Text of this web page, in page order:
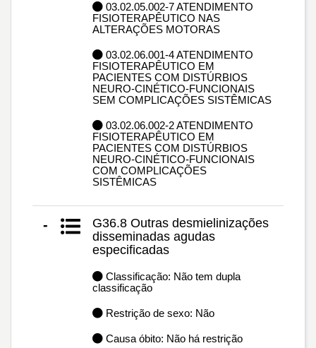
03.02.05.002-7 ATENDIMENTO
FISIOTERAPÊUTICO NAS
ALTERAÇÕES MOTORAS
03.02.06.001-4 ATENDIMENTO
FISIOTERAPÊUTICO EM
PACIENTES COM DISTÚRBIOS
NEURO-CINÉTICO-FUNCIONAIS
SEM COMPLICAÇÕES SISTÊMICAS
03.02.06.002-2 ATENDIMENTO
FISIOTERAPÊUTICO EM
PACIENTES COM DISTÚRBIOS
NEURO-CINÉTICO-FUNCIONAIS
COM COMPLICAÇÕES
SISTÊMICAS
-
G36.8 Outras desmielinizações
disseminadas agudas
especificadas
Classificação: Não tem dupla
classificação
Restrição de sexo: Não
Causa óbito: Não há restrição